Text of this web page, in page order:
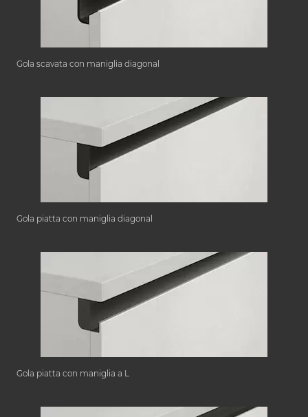
Gola scavata con maniglia diagonal
Gola piatta con maniglia diagonal
Gola piatta con maniglia a L